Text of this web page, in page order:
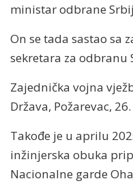
ministar odbrane
On se tada sastao sa
sekretara za odbranu
Zajednička vojna
Država, Požarevac,
Takođe je u aprilu
inžinjerska obuka
Nacionalne garde